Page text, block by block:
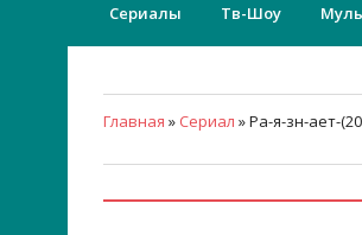
Сериалы Тв-Шоу
Главная » Сериал » Ра-я-зн-ает-